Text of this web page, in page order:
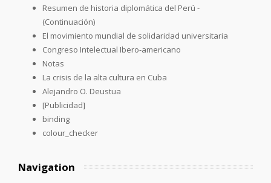
Resumen de historia diplomática del Perú -
(Continuación)
El movimiento mundial de solidaridad universitaria
Congreso Intelectual Ibero-americano
Notas
La crisis de la alta cultura en Cuba
Alejandro O. Deustua
[Publicidad]
binding
colour_checker
Navigation